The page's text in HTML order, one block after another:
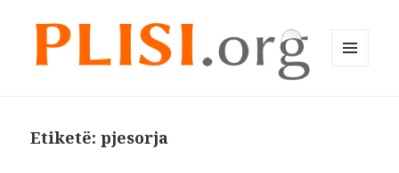
Etiketë:pjesorja